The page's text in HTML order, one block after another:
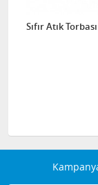
Sıfır Atık